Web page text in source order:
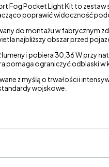
Fog Pocket Light Kit to
poprawić widoczność
do montażu w fabrycznym
najbliższy obszar przed
lumeny i pobiera 30,36 W przy
pomaga ograniczyć odblaski w
z myślą o trwałości i
wojskowe.